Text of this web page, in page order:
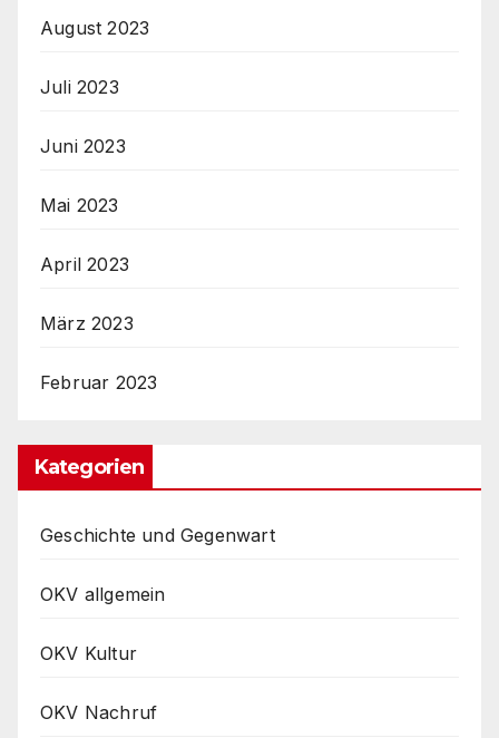
August 2023
Juli 2023
Juni 2023
Mai 2023
April 2023
März 2023
Februar 2023
Kategorien
Geschichte und Gegenwart
OKV allgemein
OKV Kultur
OKV Nachruf